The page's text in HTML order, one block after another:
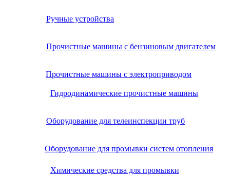
Ручные устройства
Прочистные машины с бензиновым двигателем
Прочистные машины с электроприводом
Гидродинамические прочистные машины
Оборудование для телеинспекции труб
Оборудование для промывки систем отопления
Химические средства для промывки